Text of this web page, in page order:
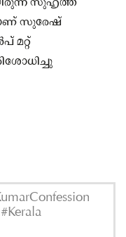
സുരേഷ്
മറ്റ്